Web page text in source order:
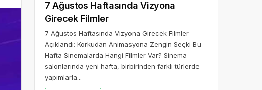
7 Ağustos Haftasında Vizyona
Girecek Filmler
7 Ağustos Haftasında Vizyona Girecek Filmler
Açıklandı: Korkudan Animasyona Zengin Seçki Bu
Hafta Sinemalarda Hangi Filmler Var? Sinema
salonlarında yeni hafta, birbirinden farklı türlerde
yapımlarla...